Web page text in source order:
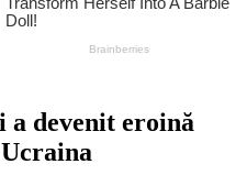
a devenit eroină